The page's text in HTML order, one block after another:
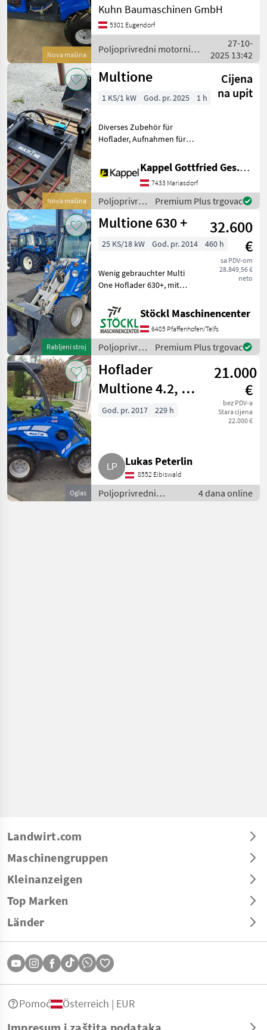
Nova mašina
luftgekühlt, elektrischer
Anlasser Erfüllt
Abgasnormen Stage V und
Tier 4 Final Allradantrieb
Kuhn Baumaschinen GmbH
5301 Eugendorf
Poljoprivredni motorni
strojevi / Multione
27-10-
2025 13:42
Nova mašina
Multione
Cijena
na upit
1 KS/1 kW God. pr. 2025 1 h
Diverses Zubehör für
Hoflader, Aufnahmen für
können gegebenenfalls
abgeändert werden. 2 Stück
Palettengabel 120 cm, 125
cm Zinkenlänge, 1 Stüc
Kappel Gottfried Ges.m.b.H.
7433 Mariasdorf
Poljoprivredni
motorni
strojevi /
Premium Plus trgovac
Rabljeni stroj
Multione 630 +
32.600
€
sa PDV-om
28.849,56 €
neto
25 KS/18 kW God. pr. 2014 460 h
Wenig gebrauchter Multi
One Hoflader 630+, mit
Straßenzulassung,
Erdschaufel, Palettengabel,
460 Stunden. (a) Gorivo: ,
Kabina, Hidraulično
zaključava
Stöckl Maschinencenter
6405 Pfaffenhofen/Telfs
Poljoprivredni
motorni
strojevi /
Multione
Premium Plus trgovac
Oglas
Hoflader
Multione 4.2, 4
Anbauteile
21.000
€
bez PDV-a
Stara cijena
22.000 €
God. pr. 2017 229 h
Lukas Peterlin
8552 Eibiswald
Poljoprivredni
motorni strojevi /
4 dana online
Landwirt.com
Maschinengruppen
Kleinanzeigen
Top Marken
Länder
Pomoć Österreich | EUR